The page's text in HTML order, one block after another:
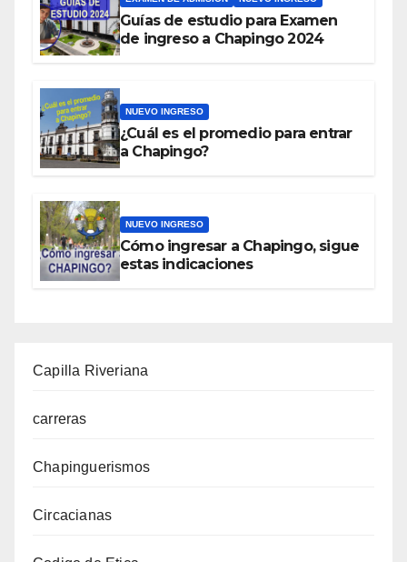
Guías de estudio para Examen
de ingreso a Chapingo 2024
NUEVO INGRESO
¿Cuál es el promedio para entrar
a Chapingo?
NUEVO INGRESO
Cómo ingresar a Chapingo, sigue
estas indicaciones
Capilla Riveriana
carreras
Chapinguerismos
Circacianas